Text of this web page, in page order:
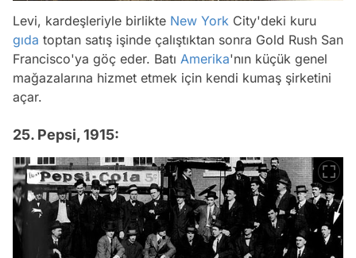
Levi, kardeşleriyle birlikte New York City'deki kuru
gıda toptan satış işinde çalıştıktan sonra Gold Rush San
Francisco'ya göç eder. Batı Amerika'nın küçük genel
mağazalarına hizmet etmek için kendi kumaş şirketini
açar.
25. Pepsi, 1915: